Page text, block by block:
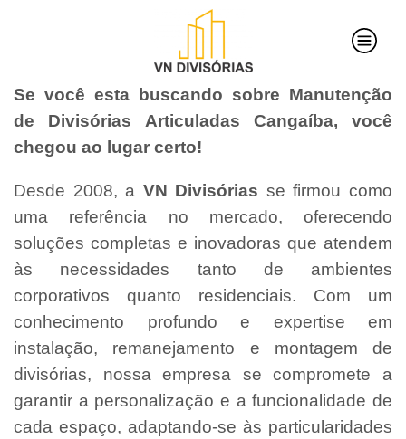
Se você esta buscando sobre Manutenção
de Divisórias Articuladas Cangaíba, você
chegou ao lugar certo!
Desde 2008, a VN Divisórias se firmou como
uma referência no mercado, oferecendo
soluções completas e inovadoras que atendem
às necessidades tanto de ambientes
corporativos quanto residenciais. Com um
conhecimento profundo e expertise em
instalação, remanejamento e montagem de
divisórias, nossa empresa se compromete a
garantir a personalização e a funcionalidade de
cada espaço, adaptando-se às particularidades